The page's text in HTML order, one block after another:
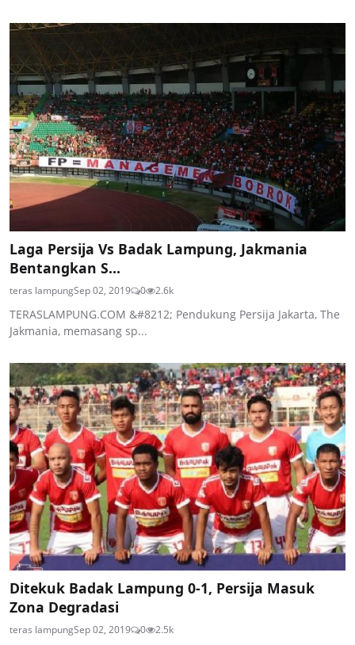
Laga Persija Vs Badak Lampung, Jakmania
Bentangkan S...
teras lampungSep 02, 2019 0 2.6k
TERASLAMPUNG.COM &#8212; Pendukung Persija Jakarta, The
Jakmania, memasang sp...
Ditekuk Badak Lampung 0-1, Persija Masuk
Zona Degradasi
teras lampungSep 02, 2019 0 2.5k